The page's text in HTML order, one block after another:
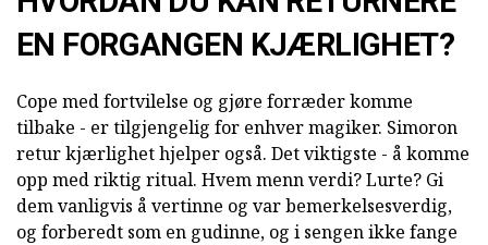
EN FORGANGEN KJÆRLIGHET?
Cope med fortvilelse og gjøre forræder komme
tilbake - er tilgjengelig for enhver magiker. Simoron
retur kjærlighet hjelper også. Det viktigste - å komme
opp med riktig ritual. Hvem menn verdi? Lurte? Gi
dem vanligvis å vertinne og var bemerkelsesverdig,
og forberedt som en gudinne, og i sengen ikke fange